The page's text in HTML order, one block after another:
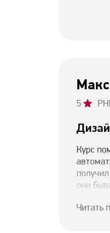
5
Курс
они
Читать